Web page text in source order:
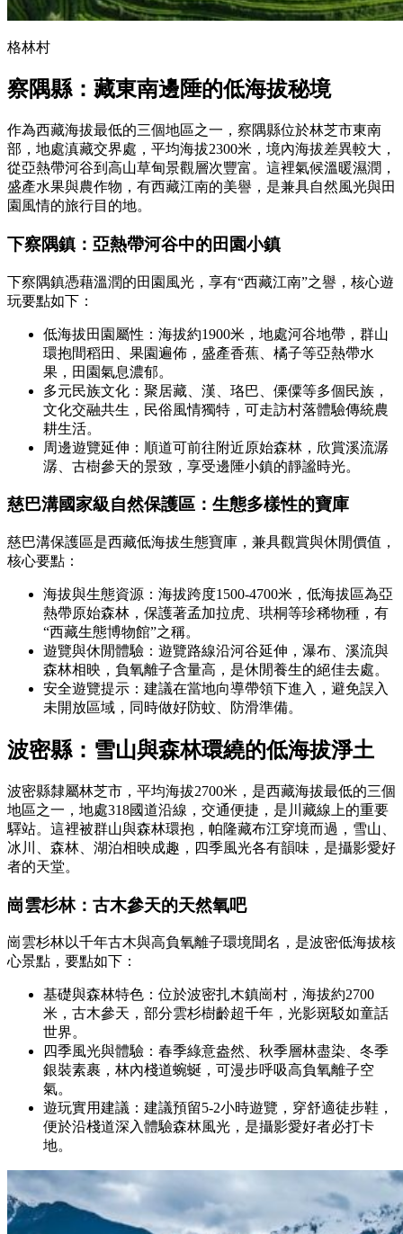
格林村
察隅縣：藏東南邊陲的低海拔秘境
作為西藏海拔最低的三個地區之一，察隅縣位於林芝市東南
部，地處滇藏交界處，平均海拔2300米，境內海拔差異較大，
從亞熱帶河谷到高山草甸景觀層次豐富。這裡氣候溫暖濕潤，
盛產水果與農作物，有西藏江南的美譽，是兼具自然風光與田
園風情的旅行目的地。
下察隅鎮：亞熱帶河谷中的田園小鎮
下察隅鎮憑藉溫潤的田園風光，享有“西藏江南”之譽，核心遊
玩要點如下：
低海拔田園屬性：海拔約1900米，地處河谷地帶，群山
環抱間稻田、果園遍佈，盛產香蕉、橘子等亞熱帶水
果，田園氣息濃郁。
多元民族文化：聚居藏、漢、珞巴、傈僳等多個民族，
文化交融共生，民俗風情獨特，可走訪村落體驗傳統農
耕生活。
周邊遊覽延伸：順道可前往附近原始森林，欣賞溪流潺
潺、古樹參天的景致，享受邊陲小鎮的靜謐時光。
慈巴溝國家級自然保護區：生態多樣性的寶庫
慈巴溝保護區是西藏低海拔生態寶庫，兼具觀賞與休閒價值，
核心要點：
海拔與生態資源：海拔跨度1500-4700米，低海拔區為亞
熱帶原始森林，保護著孟加拉虎、珙桐等珍稀物種，有
“西藏生態博物館”之稱。
遊覽與休閒體驗：遊覽路線沿河谷延伸，瀑布、溪流與
森林相映，負氧離子含量高，是休閒養生的絕佳去處。
安全遊覽提示：建議在當地向導帶領下進入，避免誤入
未開放區域，同時做好防蚊、防滑準備。
波密縣：雪山與森林環繞的低海拔淨土
波密縣隸屬林芝市，平均海拔2700米，是西藏海拔最低的三個
地區之一，地處318國道沿線，交通便捷，是川藏線上的重要
驛站。這裡被群山與森林環抱，帕隆藏布江穿境而過，雪山、
冰川、森林、湖泊相映成趣，四季風光各有韻味，是攝影愛好
者的天堂。
崗雲杉林：古木參天的天然氧吧
崗雲杉林以千年古木與高負氧離子環境聞名，是波密低海拔核
心景點，要點如下：
基礎與森林特色：位於波密扎木鎮崗村，海拔約2700
米，古木參天，部分雲杉樹齡超千年，光影斑駁如童話
世界。
四季風光與體驗：春季綠意盎然、秋季層林盡染、冬季
銀裝素裹，林內棧道蜿蜒，可漫步呼吸高負氧離子空
氣。
遊玩實用建議：建議預留5-2小時遊覽，穿舒適徒步鞋，
便於沿棧道深入體驗森林風光，是攝影愛好者必打卡
地。